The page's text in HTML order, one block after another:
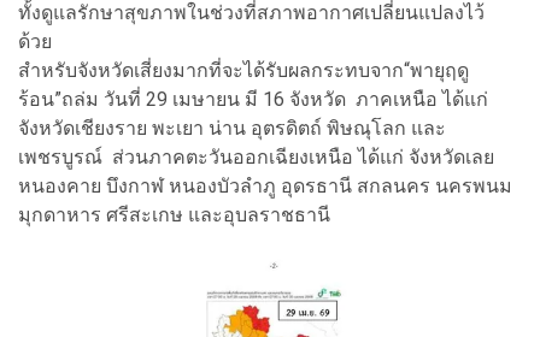
ทั้งดูแลรักษาสุขภาพในช่วงที่สภาพอากาศเปลี่ยนแปลงไว้
ด้วย
สำหรับจังหวัดเสี่ยงมากที่จะได้รับผลกระทบจาก“พายุฤดู
ร้อน”ถล่ม วันที่ 29 เมษายน มี 16 จังหวัด ภาคเหนือ ได้แก่
จังหวัดเชียงราย พะเยา น่าน อุตรดิตถ์ พิษณุโลก และ
เพชรบูรณ์ ส่วนภาคตะวันออกเฉียงเหนือ ได้แก่ จังหวัดเลย
หนองคาย บึงกาฬ หนองบัวลำภู อุดรธานี สกลนคร นครพนม
มุกดาหาร ศรีสะเกษ และอุบลราชธานี